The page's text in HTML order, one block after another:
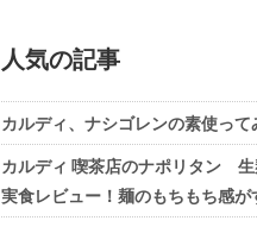
人気の記事
カルディ、ナシゴレンの素使って
カルディ 喫茶店のナポリタン 生
実食レビュー！麺のもちもち感が